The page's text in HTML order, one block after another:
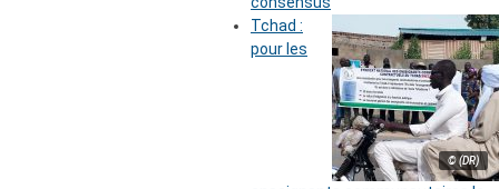
© (DR)
Tchad :
pour les